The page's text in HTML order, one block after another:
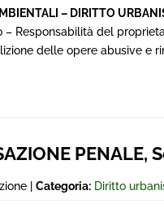
– DIRITTO
Responsabilità del
delle opere abusive e
PENALE,
| Categoria: Diritto